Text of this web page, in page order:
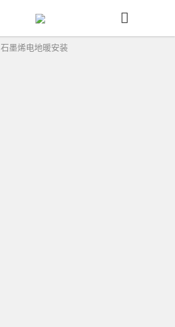
石墨烯电地暖安装